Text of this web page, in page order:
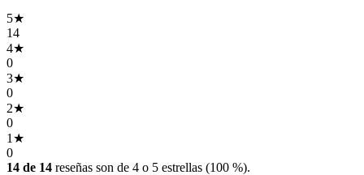
5★
14
4★
0
3★
0
2★
0
1 ★
0
14 de 14 reseñas son de 4 o 5 estrellas (100 %).